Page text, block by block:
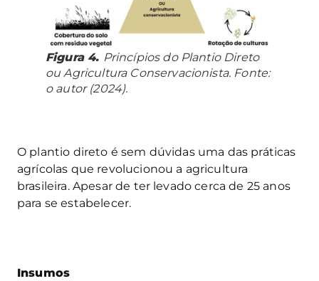
Figura 4. Princípios do Plantio Direto
ou Agricultura Conservacionista. Fonte:
o autor (2024).
O plantio direto é sem dúvidas uma das práticas
agrícolas que revolucionou a agricultura
brasileira. Apesar de ter levado cerca de 25 anos
para se estabelecer.
Insumos